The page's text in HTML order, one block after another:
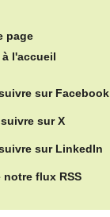
page
à l'accueil
sur Facebook
sur X
sur LinkedIn
notre flux RSS